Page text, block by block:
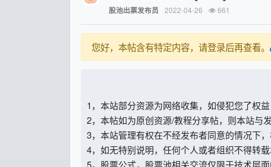
股池出票发布员 2022-04-26 661
您好，本帖含有特定内容，请登录后再查看。
1，本站部分资源为网络收集，如侵犯您了权
2，本帖如为原创资源/教程分享帖，则本站与
3，本站管理有权在不经发布者同意的情况下
4，如无特别说明，任何个人或者组织不得转载
5，股票公式，股票池相关交流仅限于技术层